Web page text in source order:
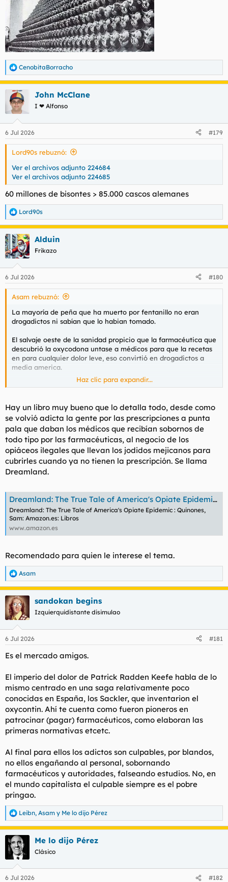
R
e
a
c
c
e
s
CenobitaBorracho
John McClane
I ❤ Alfonso
6 Jul 2026 #179
Lord90s rebuznó:
Ver el archivos adjunto 224684
Ver el archivos adjunto 224685
60 millones de bisontes > 85.000 cascos alemanes
R
e
a
c
c
i
e
s
Lord90s
Alduin
Frikazo
6 Jul 2026 #180
Asam rebuznó:
La mayoría de peña que ha muerto por fentanillo no eran
drogadictos ni sabían que lo habian tomado.
El salvaje oeste de la sanidad propicio que la farmacéutica que
descubrió la oxycodona untase a médicos para que la recetas
en para cualquier dolor leve, eso convirtió en drogadictos a
media america.
una vez en la vida, o por una fiesta random, tomase pastillas
que estaban cortadas por fentanilo, por su coste inferior o
contaminadas en contaminación cruzada al utilizar pesas o
utensilios.
Ha sido la mayor causa de muerte en la juventud americana.
Haz clic para expandir...
Hay un libro muy bueno que lo detalla todo, desde como
se volvió adicta la gente por las prescripciones a punta
pala que daban los médicos que recibían sobornos de
todo tipo por las farmacéuticas, al negocio de los
opiáceos ilegales que llevan los jodidos mejicanos para
cubrirles cuando ya no tienen la prescripción. Se llama
Dreamland.
Dreamland: The True Tale of America's Opiate Epidemic : Quinones, Sam: Amazon.es: Libros
Dreamland: The True Tale of America's Opiate Epidemic : Quinones,
Sam: Amazon.es: Libros
www.amazon.es
Recomendado para quien le interese el tema.
R
e
c
c
i
e
:
Asam
sandokan begins
Izquierquidistante disimulao
6 Jul 2026 #181
Es el mercado amigos.
El imperio del dolor de Patrick Radden Keefe habla de lo
mismo centrado en una saga relativamente poco
conocidas en España, los Sackler, que inventarion el
oxycontin. Ahí te cuenta como fueron pioneros en
patrocinar (pagar) farmacéuticos, como elaboran las
primeras normativas etcetc.
Al final para ellos los adictos son culpables, por blandos,
no ellos engañando al personal, sobornando
farmacéuticos y autoridades, falseando estudios. No, en
el mundo capitalista el culpable siempre es el pobre
pringao.
R
e
a
c
c
Leibn, Asam y Me lo dijo Pérez
Me lo dijo Pérez
Clásico
6 Jul 2026 #182